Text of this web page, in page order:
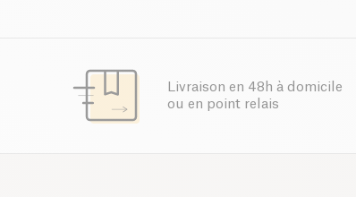
Livraison en 48h à domicile
ou en point relais